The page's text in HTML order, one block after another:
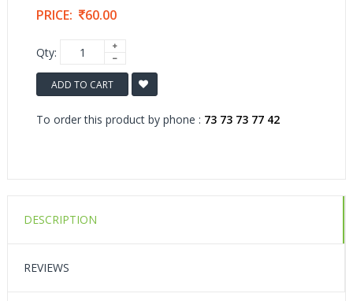
PRICE: 60.00
Qty:
ADD TO CART
To order this product by phone : 73 73 73 77 42
DESCRIPTION
REVIEWS